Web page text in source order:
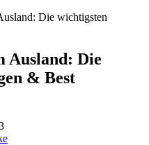
Die wichtigsten
Ausland: Die
& Best